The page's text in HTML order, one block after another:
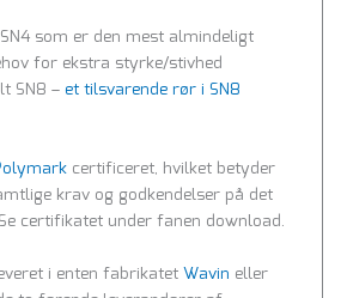
som er den mest almindeligt
for ekstra styrke/stivhed
SN8 – et tilsvarende rør i SN8
certificeret, hvilket betyder
krav og godkendelser på det
certifikatet under fanen download.
i enten fabrikatetWavin eller